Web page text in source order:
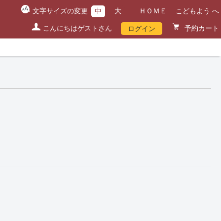
文字サイズの変更 中 大 ＨＯＭＥ こどもよう へ
こんにちはゲストさん ログイン 予約カート